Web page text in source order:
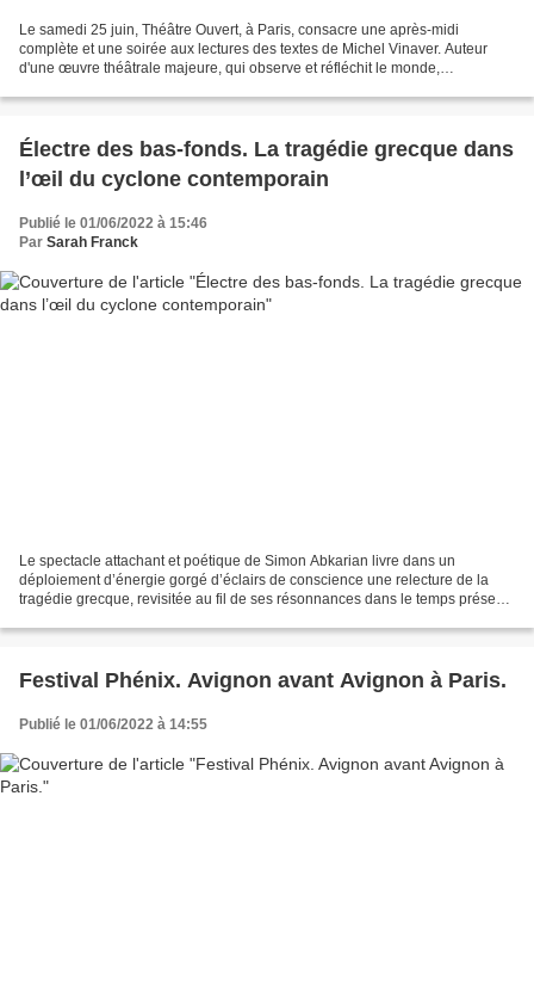
Le samedi 25 juin, Théâtre Ouvert, à Paris, consacre une après-midi
complète et une soirée aux lectures des textes de Michel Vinaver. Auteur
d'une œuvre théâtrale majeure, qui observe et réfléchit le monde,
Électre des bas-fonds. La tragédie grecque dans
l’œil du cyclone contemporain
Publié le 01/06/2022 à 15:46
Par Sarah Franck
Le spectacle attachant et poétique de Simon Abkarian livre dans un
déploiement d’énergie gorgé d’éclairs de conscience une relecture de la
tragédie grecque, revisitée au fil de ses résonnances dans le temps présent.
Festival Phénix. Avignon avant Avignon à Paris.
Publié le 01/06/2022 à 14:55